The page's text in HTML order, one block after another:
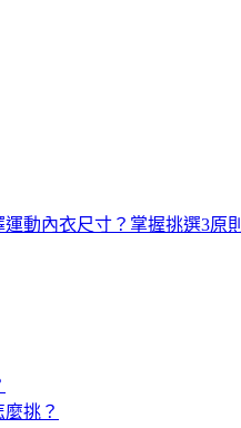
運動內衣尺寸？掌握挑選3原則
挑？